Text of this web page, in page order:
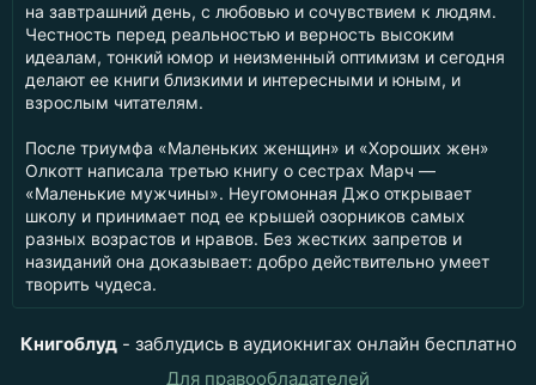
на завтрашний день, с любовью и сочувствием к людям.
Честность перед реальностью и верность высоким
идеалам, тонкий юмор и неизменный оптимизм и сегодня
делают ее книги близкими и интересными и юным, и
взрослым читателям.
После триумфа «Маленьких женщин» и «Хороших жен»
Олкотт написала третью книгу о сестрах Марч —
«Маленькие мужчины». Неугомонная Джо открывает
школу и принимает под ее крышей озорников самых
разных возрастов и нравов. Без жестких запретов и
назиданий она доказывает: добро действительно умеет
творить чудеса.
Книгоблуд- заблудись в аудиокнигах онлайн бесплатно
Для правообладателей